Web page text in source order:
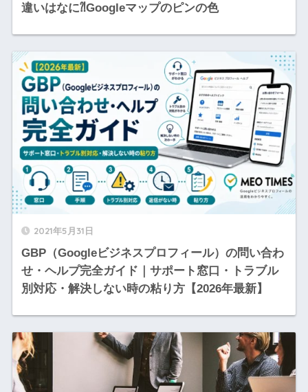
違いはなに⁈Googleマップのピンの色
2021年5月31日
GBP（Googleビジネスプロフィール）の問い合わ
せ・ヘルプ完全ガイド｜サポート窓口・トラブル
別対応・解決しない時の粘り方【2026年最新】